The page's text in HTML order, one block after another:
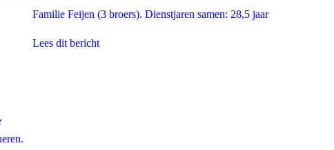
Familie Feijen (3 broers). Dienstjaren samen: 28,5 jaar
Lees dit bericht